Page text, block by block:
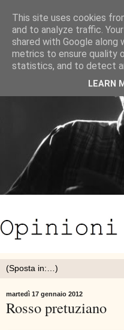
martedì 17 gennaio 2012
Rosso pretuziano
This site uses cookies
and to analyze traffic.
shared with Google
metrics to ensure quality
statistics, and to detect
LEARN